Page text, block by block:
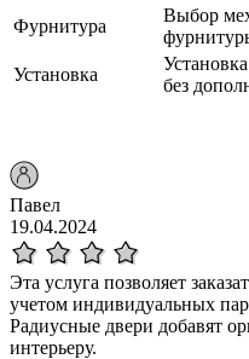
Фурнитура
Выбор
Установка
без
Павел
19.04.2024
Эта услуга позволяет
учетом индивидуальных
Радиусные двери добавят
интерьеру.